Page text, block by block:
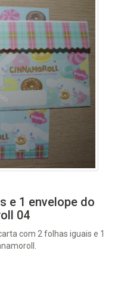
e 1 envelope do
04
com 2 folhas iguais e 1